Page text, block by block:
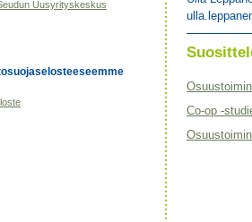
Uusyrityskeskus
Co-op -